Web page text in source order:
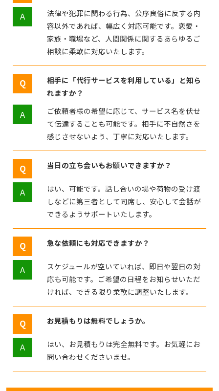
法律や犯罪に関わる行為、公序良俗に反する内
容以外であれば、幅広く対応可能です。恋愛・
家族・職場など、人間関係に関するあらゆるご
相談に柔軟に対応いたします。
相手に「代行サービスを利用している」と知ら
れますか？
ご依頼者様の希望に応じて、サービス名を伏せ
て伝達することも可能です。相手に不自然さを
感じさせないよう、丁寧に対応いたします。
当日の立ち会いもお願いできますか？
はい、可能です。話し合いの場や荷物の受け渡
しなどに第三者として同席し、安心して会話が
できるようサポートいたします。
急な依頼にも対応できますか？
スケジュールが空いていれば、即日や翌日の対
応も可能です。ご希望の日程をお知らせいただ
ければ、できる限り柔軟に調整いたします。
お見積もりは無料でしょうか。
はい、お見積もりは完全無料です。お気軽にお
問い合わせくださいませ。